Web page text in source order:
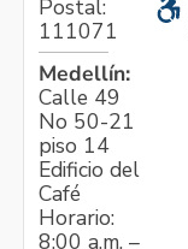
Postal:
111071
Medellín:
Calle 49
No 50-21
piso 14
Edificio del
Café
Horario:
8:00 a.m. –